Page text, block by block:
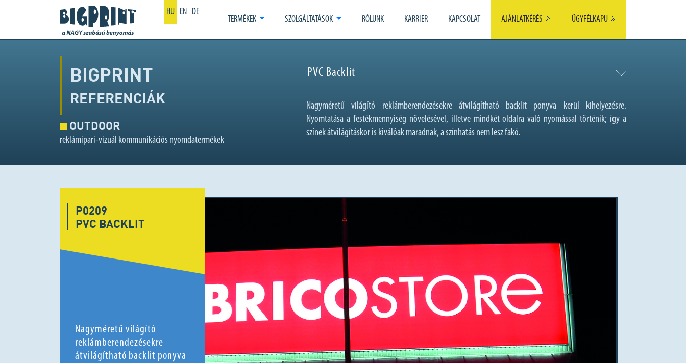
HU EN DE
TERMÉKEK SZOLGÁLTATÁSOK RÓLUNK KARRIER KAPCSOLAT AJÁNLATKÉRÉS ÜGYFÉLKAPU
BIGPRINT
REFERENCIÁK
OUTDOOR
reklámipari-vizuál kommunikációs nyomdatermékek
PVC Backlit
Nagyméretű világító reklámberendezésekre átvilágítható backlit ponyva kerül kihelyezésre.
Nyomtatása a festékmennyiség növelésével, illetve mindkét oldalra való nyomással történik; így a
színek átvilágításkor is kiválóak maradnak, a színhatás nem lesz fakó.
P0209
PVC BACKLIT
Nagyméretű világító
reklámberendezésekre
átvilágítható backlit ponyva